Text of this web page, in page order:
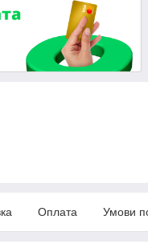
Оплата Умови